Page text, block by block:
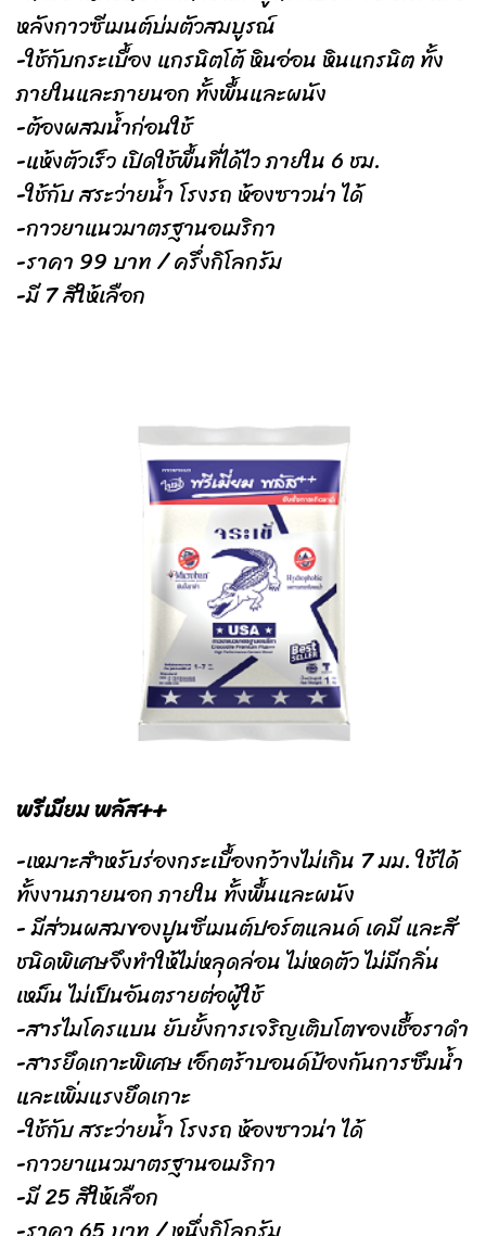
หลังกาวซีเมนต์บ่มตัวสมบูรณ์
-ใช้กับกระเบื้อง แกรนิตโต้ หินอ่อน หินแกรนิต ทั้ง
ภายในและภายนอก ทั้งพื้นและผนัง
-ต้องผสมน้ำก่อนใช้
-แห้งตัวเร็ว เปิดใช้พื้นที่ได้ไว ภายใน 6 ชม.
-ใช้กับ สระว่ายน้ำ โรงรถ ห้องซาวน่า ได้
-กาวยาแนวมาตรฐานอเมริกา
-ราคา 99 บาท / ครึ่งกิโลกรัม
-มี 7 สีให้เลือก
พรีเมียม พลัส++
-เหมาะสำหรับร่องกระเบื้องกว้างไม่เกิน 7 มม. ใช้ได้
ทั้งงานภายนอก ภายใน ทั้งพื้นและผนัง
- มีส่วนผสมของปูนซีเมนต์ปอร์ตแลนด์ เคมี และสี
ชนิดพิเศษจึงทำให้ไม่หลุดล่อน ไม่หดตัว ไม่มีกลิ่น
เหม็น ไม่เป็นอันตรายต่อผู้ใช้
-สารไมโครแบน ยับยั้งการเจริญเติบโตของเชื้อราดำ
-สารยึดเกาะพิเศษ เอ็กตร้าบอนด์ป้องกันการซึมน้ำ
และเพิ่มแรงยึดเกาะ
-ใช้กับ สระว่ายน้ำ โรงรถ ห้องซาวน่า ได้
-กาวยาแนวมาตรฐานอเมริกา
-มี 25 สีให้เลือก